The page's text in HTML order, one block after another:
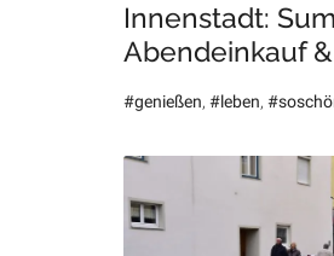
Innenstadt:
Abendeinkauf
#genießen, #leben,